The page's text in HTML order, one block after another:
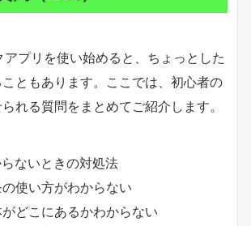
プリを使い始めると、ちょっとした
ともあります。ここでは、初心者の
れる質問をまとめてご紹介します。
らないときの対処法
の使い方がわからない
がどこにあるかわからない